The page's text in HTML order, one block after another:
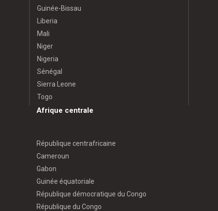
Guinée-Bissau
Liberia
Mali
Niger
Nigeria
Sénégal
Sierra Leone
Togo
Afrique centrale
République centrafricaine
Cameroun
Gabon
Guinée équatoriale
République démocratique du Congo
République du Congo